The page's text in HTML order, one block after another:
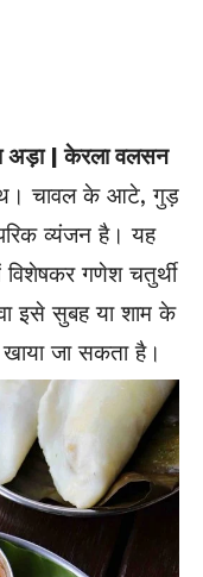
अड़ा | केरला वलसन
चावल के आटे, गुड़
व्यंजन है। यह
विशेषकर गणेश चतुर्थी
इसे सुबह या शाम के
जा सकता है।